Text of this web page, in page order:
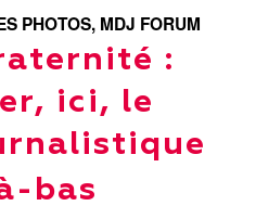
PHOTOS, MDJ FORUM
:
ici, le
bas